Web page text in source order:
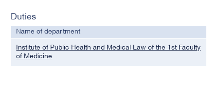
Duties
Name of department
Institute of Public Health and Medical Law of the 1st Faculty
of Medicine